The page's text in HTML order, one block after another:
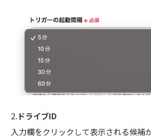
2. ドライブID
入力欄をクリックして表示される候補